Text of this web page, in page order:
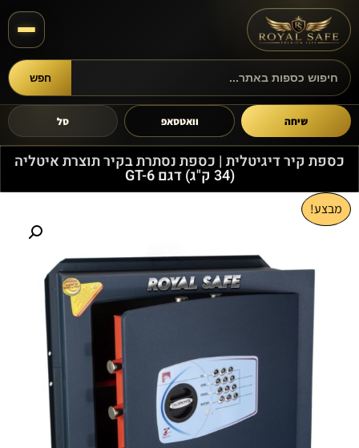
חיפוש מוצרים חפש
שיחה וואטסאפ סל
כספת קיר דיגיטלית | כספת נסתרת בקיר תוצרת איטליה
(34 ק"ג) דגם GT-6
מבצע!